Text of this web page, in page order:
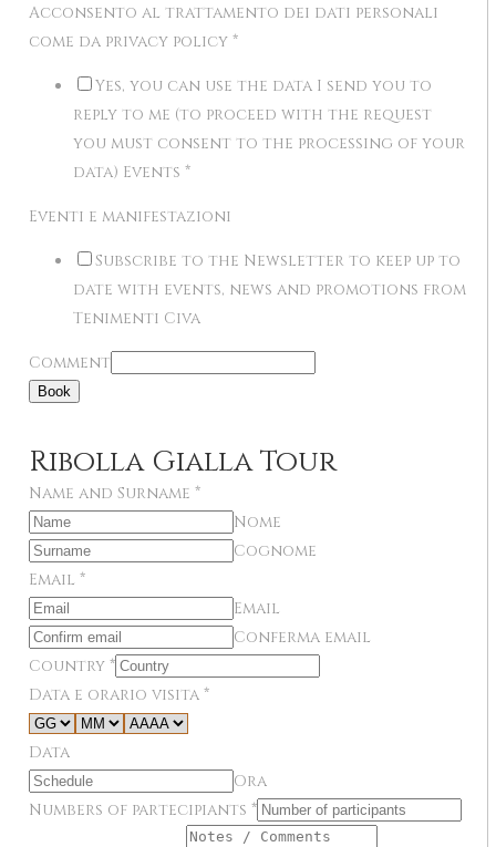
Acconsento al trattamento dei dati personali
come da privacy policy *
Yes, you can use the data I send you to
reply to me (to proceed with the request
you must consent to the processing of your
data) Events *
Eventi e manifestazioni
Subscribe to the Newsletter to keep up to
date with events, news and promotions from
Tenimenti Civa
Comment
Book
Ribolla Gialla Tour
Name and Surname *
Nome
Cognome
Email *
Email
Conferma email
Country *
Data e orario visita *
Data
Ora
Numbers of partecipiants *